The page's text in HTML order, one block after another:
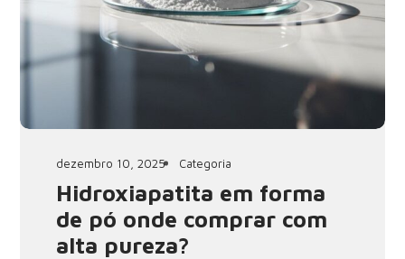
dezembro 10, 2025 Categoria
Hidroxiapatita em forma
de pó onde comprar com
alta pureza?